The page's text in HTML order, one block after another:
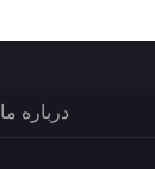
درباره ما